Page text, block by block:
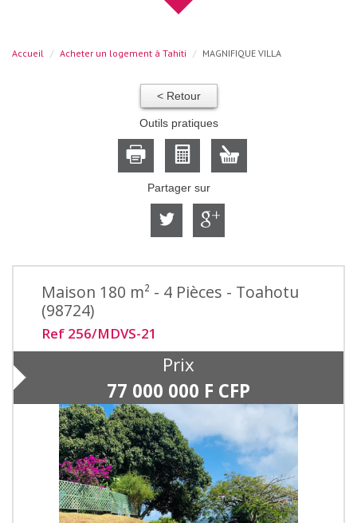
Accueil Acheter un logement à Tahiti MAGNIFIQUE VILLA
< Retour
Outils pratiques
Partager sur
Maison 180 m² - 4 Pièces - Toahotu
(98724)
Ref 256/MDVS-21
Prix
77 000 000 F CFP